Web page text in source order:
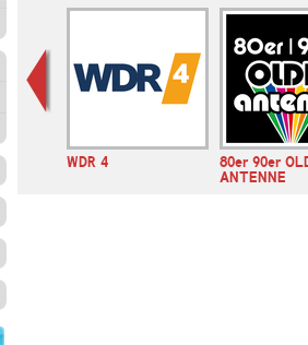
WDR 4
80er 90er
ANTENNE